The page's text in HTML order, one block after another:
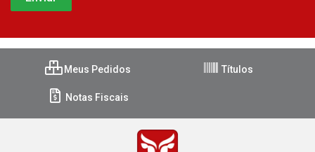
Meus Pedidos Títulos
Notas Fiscais